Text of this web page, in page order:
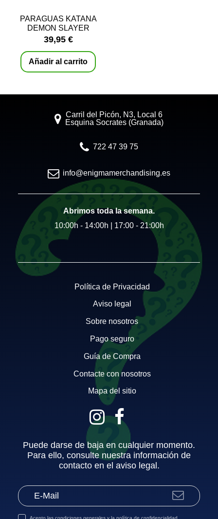
PARAGUAS KATANA
DEMON SLAYER
KIMETSU NO YAIBA
AGATSUMA ZENITSU
39,95 €
Añadir al carrito
Carril del Picón, N3, Local 6
Esquina Socrates (Granada)
722 47 39 75
info@enigmamerchandising.es
Abrimos toda la semana.
10:00h - 14:00h | 17:00 - 21:00h
Política de Privacidad
Aviso legal
Sobre nosotros
Pago seguro
Guía de Compra
Contacte con nosotros
Mapa del sitio
Puede darse de baja en cualquier momento.
Para ello, consulte nuestra información de
contacto en el aviso legal.
Acepto lascondiciones generales y lapolítica de confidencialidad